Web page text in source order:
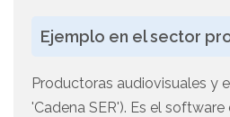
Ejemplo en el sector
Productoras audiovisuales y
'Cadena SER'). Es el